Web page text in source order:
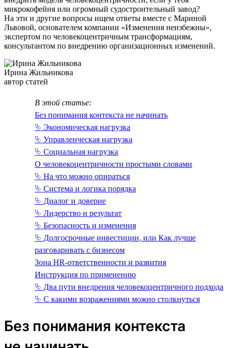
микрокофейня или огромный судостроительный завод?
На эти и другие вопросы ищем ответы вместе с Мариной
Львовой, основателем компании «Изменения неизбежны»,
экспертом по человекоцентричным трансформациям,
консультантом по внедрению организационных изменений.
Ирина Жильникова
автор статей
В этой статье:
Без понимания контекста не начинать
⮱ Экономическая нагрузка
⮱ Управленческая нагрузка
⮱ Социальная нагрузка
О человекоцентричности простыми словами
⮱ На что можно опираться
⮱ Система и логика порядка
⮱ Диалог и доверие
⮱ Лидерство и результат
⮱ Безопасность и изменения
⮱ Долгосрочные инвестиции, или Как лучше
разговаривать с бизнесом
Зона HR-ответственности и развития
Инструкция по применению
⮱ Два пути внедрения человекоцентричного подхода
⮱ С какими возражениями можно столкнуться
Без понимания контекста